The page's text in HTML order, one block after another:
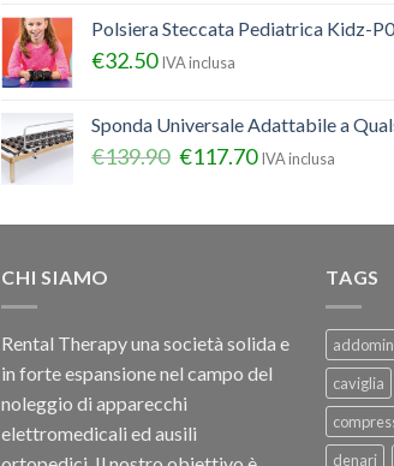
Polsiera Steccata Pediatrica Kidz-
€32.50 IVA inclusa
Sponda Universale Adattabile a
€139.90 €117.70 IVA inclusa
CHI SIAMO
Rental Therapy una società solida e
in forte espansione nel campo del
noleggio di apparecchi
elettromedicali ed ausili
TAGS
caviglia
denari